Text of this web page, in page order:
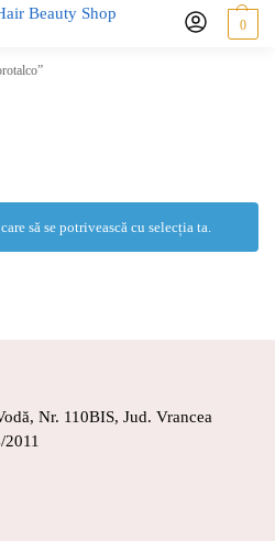
0
să se potrivească cu selecția ta.
Nr. 110BIS, Jud. Vrancea